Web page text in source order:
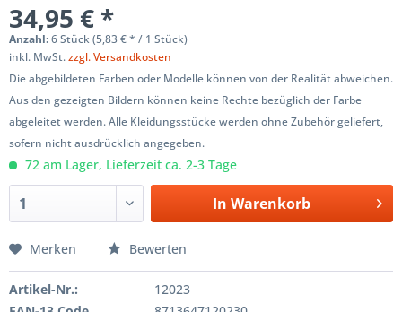
34,95 € *
Anzahl:6 Stück (5,83 € * / 1 Stück)
inkl. MwSt.zzgl. Versandkosten
Die abgebildeten Farben oder Modelle können von der Realität abweichen.
Aus den gezeigten Bildern können keine Rechte bezüglich der Farbe
abgeleitet werden. Alle Kleidungsstücke werden ohne Zubehör geliefert,
sofern nicht ausdrücklich angegeben.
72 am Lager, Lieferzeit ca. 2-3 Tage
In Warenkorb
Merken Bewerten
Artikel-Nr.:
12023